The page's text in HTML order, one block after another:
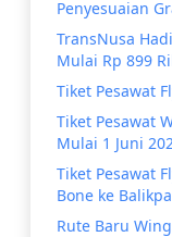
Penyesuaian
TransNusa
Mulai Rp 899
Tiket Pesawat
Tiket Pesawat
Mulai 1 Juni
Tiket Pesawat
Bone ke
Rute Baru